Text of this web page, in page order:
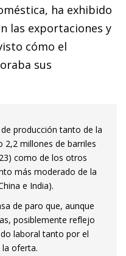
ha exhibido
las exportaciones y
cómo el
sus
producción tanto de la
2,2 millones de barriles
como de los otros
más moderado de la
e India).
de paro que, aunque
posiblemente reflejo
laboral tanto por el
oferta.